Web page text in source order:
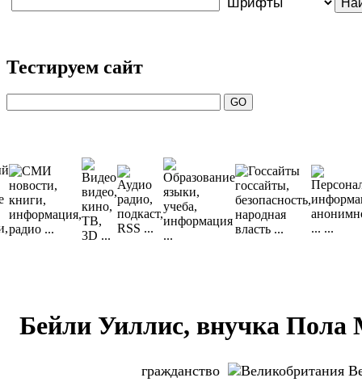
Тестируем сайт
Бейли Уиллис, внучка Пола
гражданство